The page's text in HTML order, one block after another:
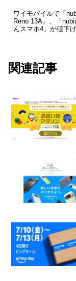
ワイモバイルで「
Reno 13A」、「
んスマホ4」が値下
関連記事